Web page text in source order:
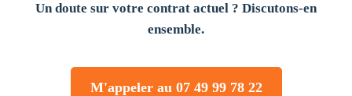
Un doute sur votre contrat actuel ? Discutons-en
ensemble.
M'appeler au 07 49 99 78 22